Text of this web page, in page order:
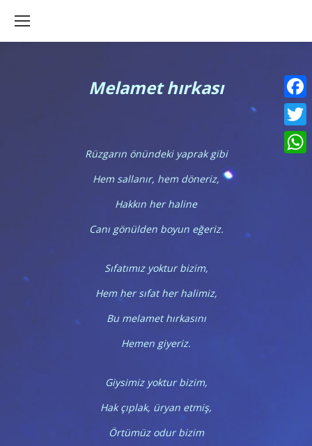
Melamet hırkası
Rüzgarın önündeki yaprak gibi
Hem sallanır, hem döneriz,
Hakkın her haline
Canı gönülden boyun eğeriz.
Sıfatımız yoktur bizim,
Hem her sıfat her halimiz,
Bu melamet hırkasını
Hemen giyeriz.
Giysimiz yoktur bizim,
Hak çıplak, üryan etmiş,
Örtümüz odur bizim